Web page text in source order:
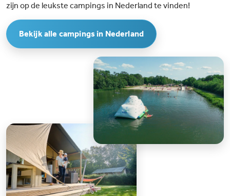
zijn op de leukste campings in Nederland te vinden!
Bekijk alle campings in Nederland